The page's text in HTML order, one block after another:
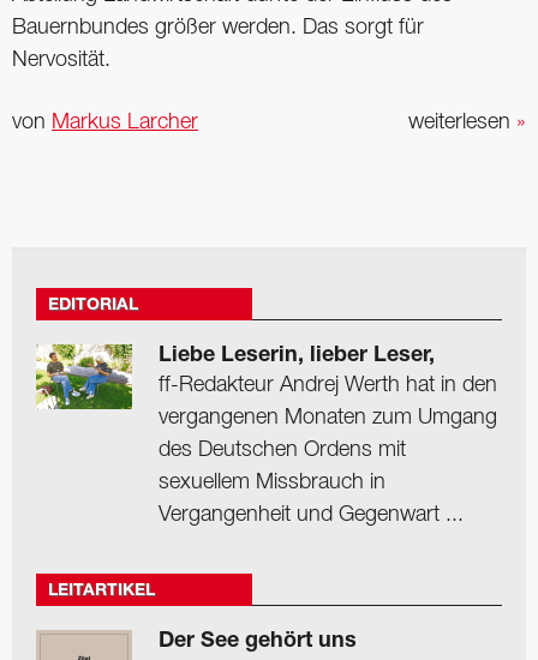
Bauernbundes größer werden. Das sorgt für
Nervosität.
weiterlesen »
von Markus Larcher
EDITORIAL
Liebe Leserin, lieber Leser,
ff-Redakteur Andrej Werth hat in den
vergangenen Monaten zum Umgang
des Deutschen Ordens mit
sexuellem Missbrauch in
Vergangenheit und Gegenwart ...
LEITARTIKEL
Der See gehört uns